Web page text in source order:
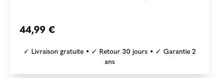
44,99 €
✓ Livraison gratuite • ✓ Retour 30 jours • ✓ Garantie 2
ans